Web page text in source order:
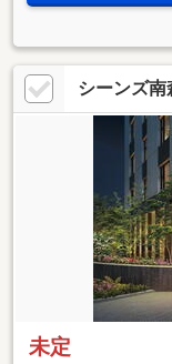
シーンズ
未定